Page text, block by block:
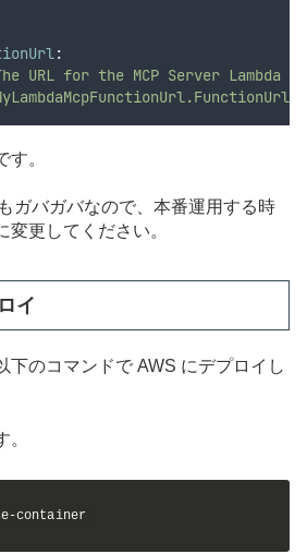
:
URL for the MCP Server Lambda
す。
ガバガバなので、本番運用する時
変更してください。
イ
下のコマンドで AWS にデプロイし
container